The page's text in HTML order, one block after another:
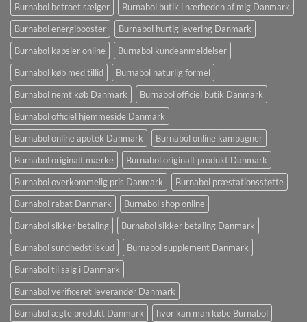
Burnabol betroet sælger
Burnabol butik i nærheden af ​​mig Danmark
Burnabol energibooster
Burnabol hurtig levering Danmark
Burnabol kapsler online
Burnabol kundeanmeldelser
Burnabol køb med tillid
Burnabol naturlig formel
Burnabol nemt køb Danmark
Burnabol officiel butik Danmark
Burnabol officiel hjemmeside Danmark
Burnabol online apotek Danmark
Burnabol online kampagner
Burnabol originalt mærke
Burnabol originalt produkt Danmark
Burnabol overkommelig pris Danmark
Burnabol præstationsstøtte
Burnabol rabat Danmark
Burnabol shop online
Burnabol sikker betaling
Burnabol sikker betaling Danmark
Burnabol sundhedstilskud
Burnabol supplement Danmark
Burnabol til salg i Danmark
Burnabol verificeret leverandør Danmark
Burnabol ægte produkt Danmark
hvor kan man købe Burnabol